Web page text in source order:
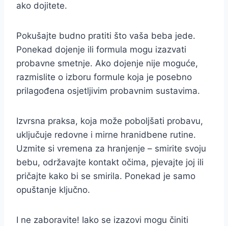
ako dojitete.
Pokušajte budno pratiti što vaša beba jede.
Ponekad dojenje ili formula mogu izazvati
probavne smetnje. Ako dojenje nije moguće,
razmislite o izboru formule koja je posebno
prilagođena osjetljivim probavnim sustavima.
Izvrsna praksa, koja može poboljšati probavu,
uključuje redovne i mirne hranidbene rutine.
Uzmite si vremena za hranjenje – smirite svoju
bebu, održavajte kontakt očima, pjevajte joj ili
pričajte kako bi se smirila. Ponekad je samo
opuštanje ključno.
I ne zaboravite! Iako se izazovi mogu činiti